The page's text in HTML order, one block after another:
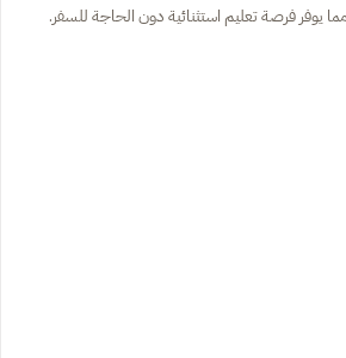
يوفر فرصة تعليم استثنائية دون الحاجة للسفر.